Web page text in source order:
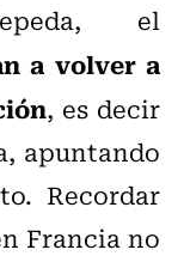
el
a volver a
, es decir
apuntando
Recordar
Francia no